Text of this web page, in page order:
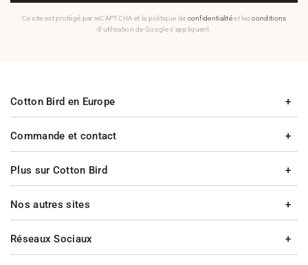
Ce site est protégé par reCAPTCHA et la politique de confidentialitéet lesconditions
d'utilisation de Google s'appliquent.
Commande et contact
Plus sur Cotton Bird
Cotton Bird en Europe
Nos autres sites
Réseaux Sociaux